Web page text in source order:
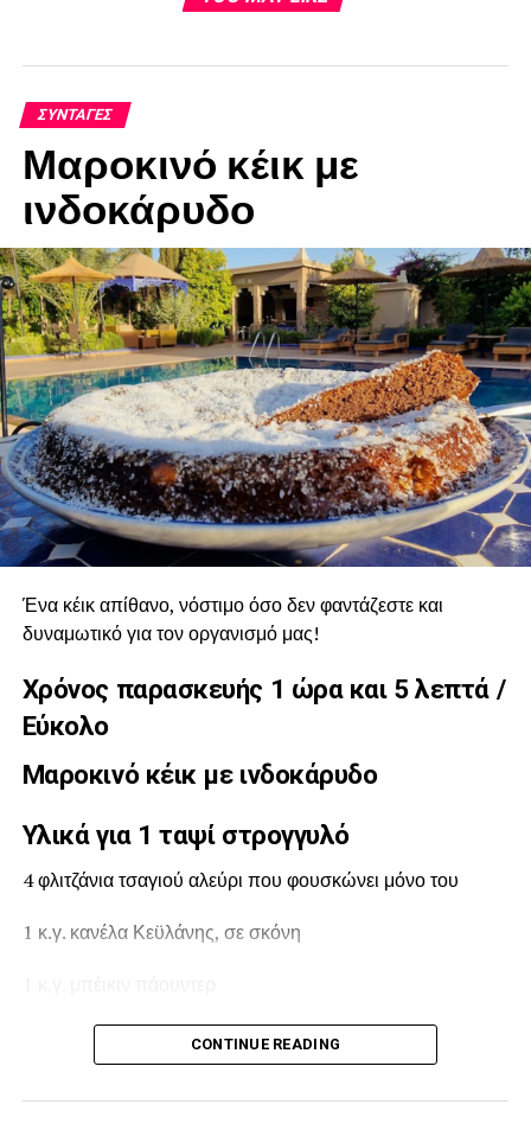
Χρόνος Παρασκευής 1 ώρα 45 λεπτά /
Εύκολο
Κότσι αρνιού με γλυκό σαμιώτικο κρασί
και πουρέ γλυκοπατάτας
Από την διακεκριμένη cheffe Ντίνα
Νικολάου
Υλικά για 4-6 άτομα
1 έτοιμο αρνίσιο κότσι, περίπου 1½ κιλό
100 γρ. θυμαρίσιο μέλι
2 κλαδάκια δεντρολίβανο
1 κ.γ πάπρικα σε νιφάδες
Πουρέ γλυκοπατάτας
50 γρ. βούτυρο
ΣΥΝΤΑΓΈΣ
Μαροκινό κέικ με
ινδοκάρυδο
Ένα κέικ απίθανο, νόστιμο όσο δεν φαντάζεστε και
δυναμωτικό για τον οργανισμό μας!
Χρόνος παρασκευής 1 ώρα και 5 λεπτά /
Εύκολο
Μαροκινό κέικ με ινδοκάρυδο
Υλικά για 1 ταψί στρογγυλό
4 φλιτζάνια τσαγιού αλεύρι που φουσκώνει μόνο του
1 κ.γ. κανέλα Κεϋλάνης, σε σκόνη
1 κ.σ. σόδα
CONTINUE READING